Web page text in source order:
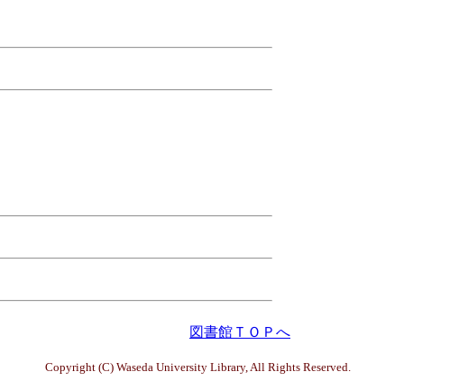
図書館ＴＯＰへ
Copyright (C) Waseda University Library, All Rights Reserved.